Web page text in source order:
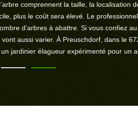
la taille, la localisation de l’arbre.
élevé. Le professionnel peut recourir à
Si vous confiez au professionnel
Preuschdorf, dans le 67250, les
expérimenté pour un abattage d’arbre.